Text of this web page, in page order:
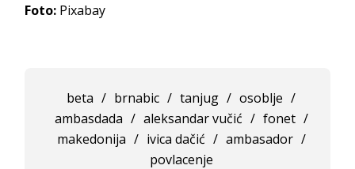
Foto: Pixabay
beta / brnabic / tanjug / osoblje /
ambasdada / aleksandar vučić / fonet /
makedonija / ivica dačić / ambasador /
povlacenje